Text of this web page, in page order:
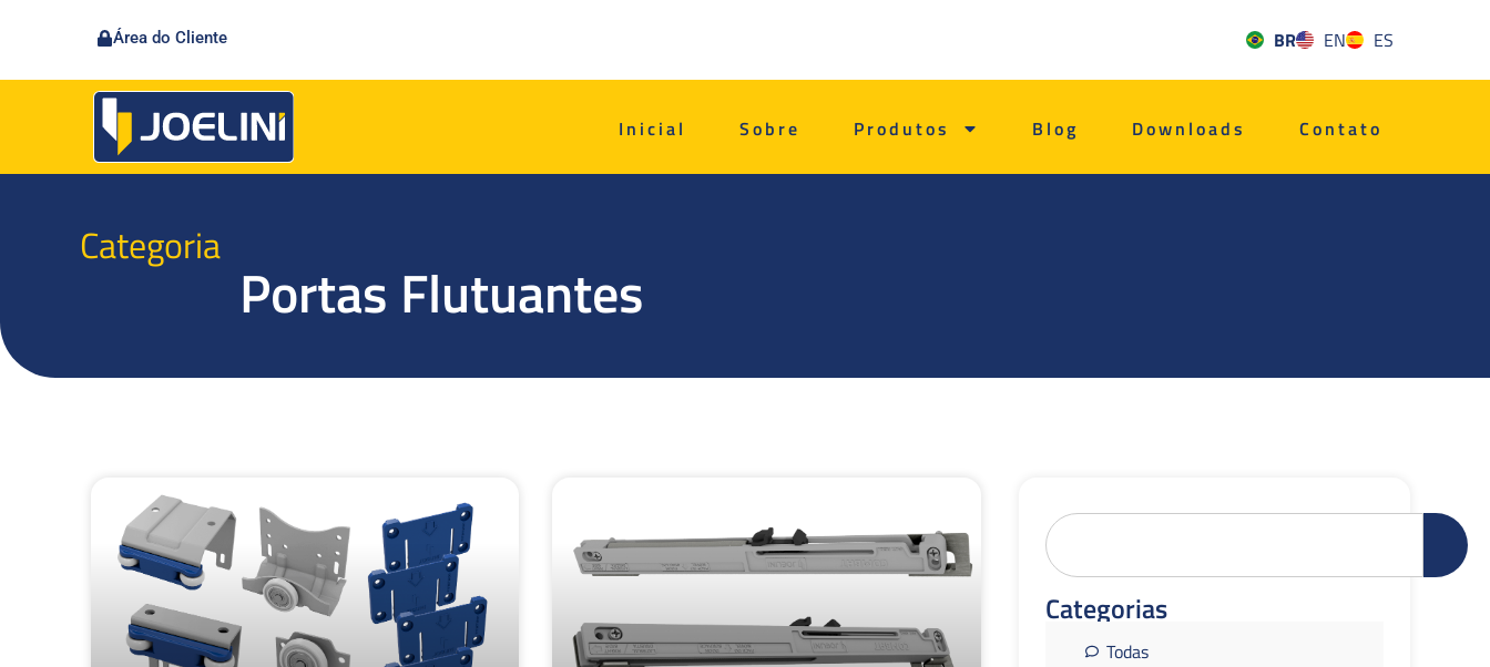
Área do Cliente BR EN ES
Inicial Sobre Produtos Blog Downloads Contato
Categoria
Portas Flutuantes
Categorias
Todas